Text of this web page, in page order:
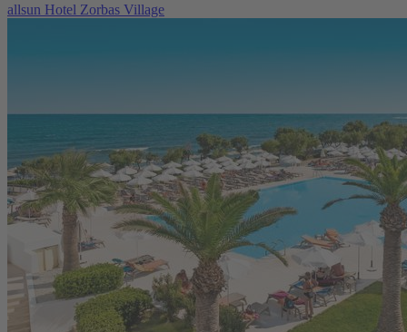
allsun Hotel Zorbas Village